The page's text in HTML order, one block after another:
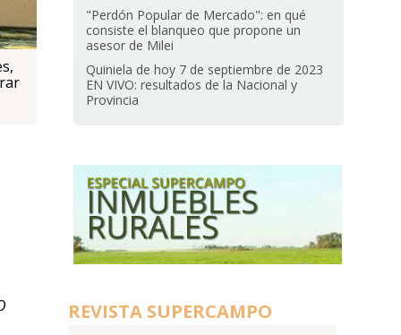
"Perdón Popular de Mercado": en qué
consiste el blanqueo que propone un
asesor de Milei
Quiniela de hoy 7 de septiembre de 2023
EN VIVO: resultados de la Nacional y
Provincia
REVISTA SUPERCAMPO